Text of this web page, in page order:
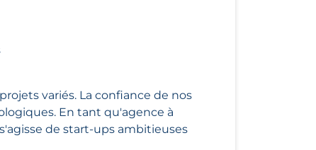
variés. La confiance de nos
En tant qu'agence à
de start-ups ambitieuses